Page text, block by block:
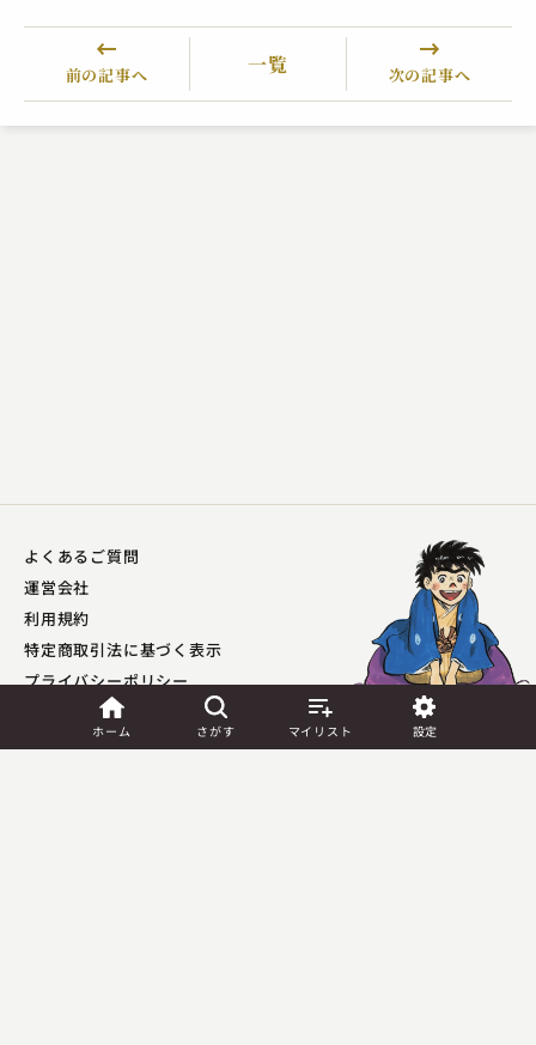
ホーム さがす マイリスト 設定
前の記事へ 一覧 次の記事へ
よくあるご質問
運営会社
利用規約
特定商取引法に基づく表示
プライバシーポリシー​
外部送信ポリシー